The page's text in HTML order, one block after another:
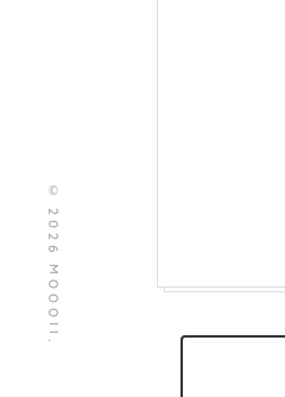
© 2026 MOOOII.